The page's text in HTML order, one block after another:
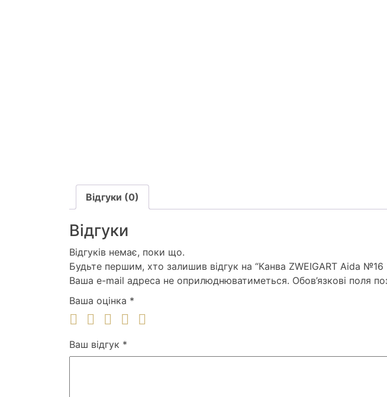
Відгуки (0)
Відгуки
Відгуків немає, поки що.
Будьте першим, хто залишив відгук на “Канва ZWEIGART Aida
Ваша e-mail адреса не оприлюднюватиметься. Обов’язкові поля
Ваша оцінка *
Ваш відгук *